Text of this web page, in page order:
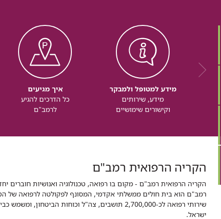
מידע למטופל ולמבקר
מידע, שירותים
וקישורים שימושיים
איך מגיעים
כל הדרכים להגיע
לרמב"ם
הקריה הרפואית רמב"ם
הקריה הרפואית רמב"ם - מקום בו רפואה, טכנולוגיה ואנושיות חוברים
ישראל.